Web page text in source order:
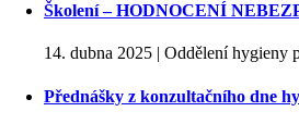
Školení – HODNOCENÍ
14. dubna 2025 | Oddělení hygieny
Přednášky z konzultačního dne